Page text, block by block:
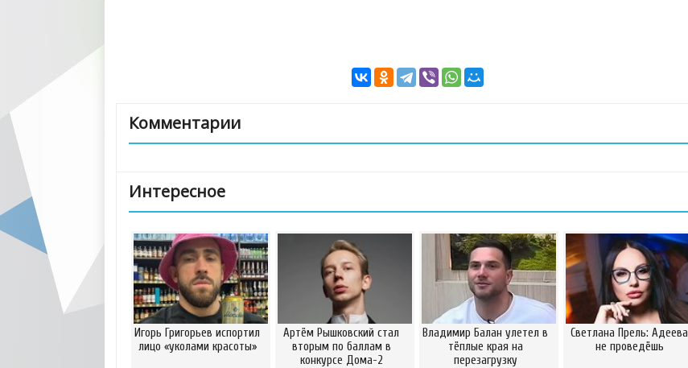
Комментарии
Интересное
Игорь Григорьев испортил
лицо «уколами красоты»
Артём Рышковский стал
вторым по баллам в
конкурсе Дома-2
Владимир Балан улетел в
тёплые края на
перезагрузку
Светлана Прель: Адеева
не проведёшь